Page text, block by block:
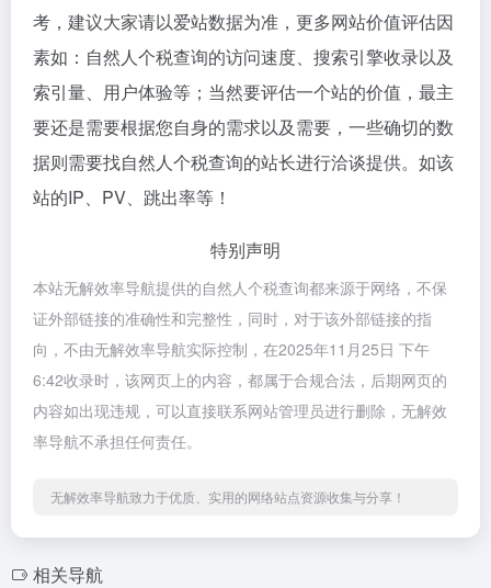
考，建议大家请以爱站数据为准，更多网站价值评估因
素如：自然人个税查询的访问速度、搜索引擎收录以及
索引量、用户体验等；当然要评估一个站的价值，最主
要还是需要根据您自身的需求以及需要，一些确切的数
据则需要找自然人个税查询的站长进行洽谈提供。如该
站的IP、PV、跳出率等！
特别声明
本站无解效率导航提供的自然人个税查询都来源于网络，不保
证外部链接的准确性和完整性，同时，对于该外部链接的指
向，不由无解效率导航实际控制，在2025年11月25日 下午
6:42收录时，该网页上的内容，都属于合规合法，后期网页的
内容如出现违规，可以直接联系网站管理员进行删除，无解效
率导航不承担任何责任。
无解效率导航致力于优质、实用的网络站点资源收集与分享！
相关导航